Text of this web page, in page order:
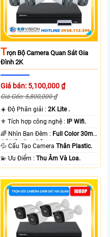
TRọn Bộ Camera Quan Sát Gia
Đình 2K
Giá bán: 5,100,000 ₫
Giá Gốc: 5,800,000 ₫
☀️ Độ Phân giải :2K Lite .
⚜️ Tích hợp công nghệ : IP Wifi.
🌈 Nhìn Ban Đêm : Full Color 30m
Có Màu Ban Ðêm.
💦 Cấu Tạo CameraThân Plastic.
️💫 Ưu Điểm :Thu Âm Và Loa.